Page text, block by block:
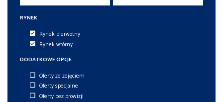
RYNEK
Rynek pierwotny
Rynek wtórny
DODATKOWE OPCJE
Oferty ze zdjęciem
Oferty specjalne
Oferty bez prowizji